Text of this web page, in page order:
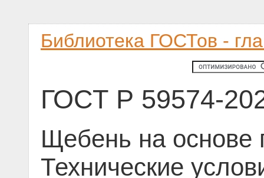
Библиотека ГОСТов -
ГОСТ Р 59574-
Щебень на основе
Технические